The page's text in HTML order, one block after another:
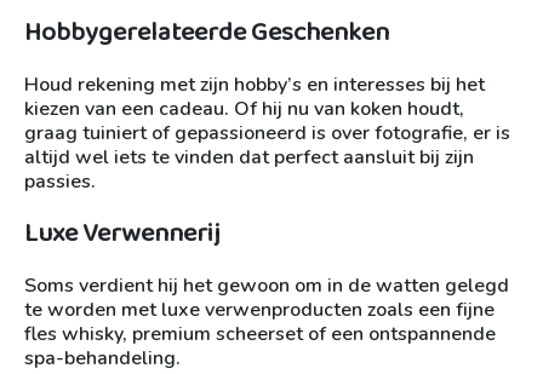
Hobbygerelateerde Geschenken
Houd rekening met zijn hobby’s en interesses bij het
kiezen van een cadeau. Of hij nu van koken houdt,
graag tuiniert of gepassioneerd is over fotografie, er is
altijd wel iets te vinden dat perfect aansluit bij zijn
passies.
Luxe Verwennerij
Soms verdient hij het gewoon om in de watten gelegd
te worden met luxe verwenproducten zoals een fijne
fles whisky, premium scheerset of een ontspannende
spa-behandeling.